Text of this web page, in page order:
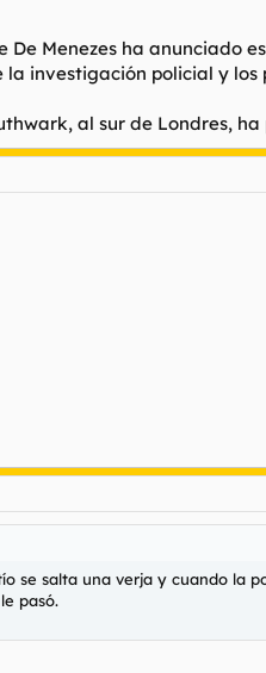
Menezes ha anunciado
investigación policial y
al sur de Londres,
se salta una verja y cuando la
pasó.